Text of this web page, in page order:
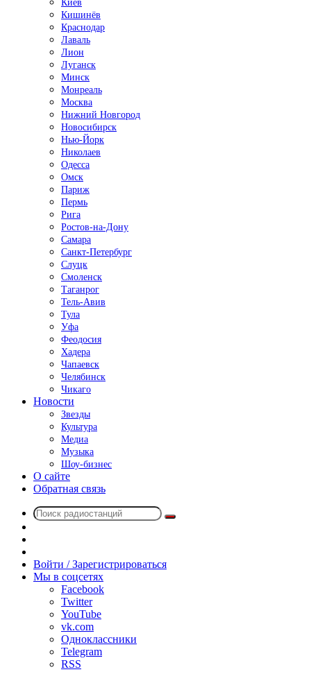
Киев
Кишинёв
Краснодар
Лаваль
Лион
Луганск
Минск
Монреаль
Москва
Нижний Новгород
Новосибирск
Нью-Йорк
Николаев
Одесса
Омск
Париж
Пермь
Рига
Ростов-на-Дону
Самара
Санкт-Петербург
Слуцк
Смоленск
Таганрог
Тель-Авив
Тула
Уфа
Феодосия
Хадера
Чапаевск
Челябинск
Чикаго
Новости
Звезды
Культура
Медиа
Музыка
Шоу-бизнес
О сайте
Обратная связь
Поиск
радио
Войти / Зарегистрироваться
Мы в соцсетях
Facebook
Twitter
YouTube
vk.com
Одноклассники
Telegram
RSS